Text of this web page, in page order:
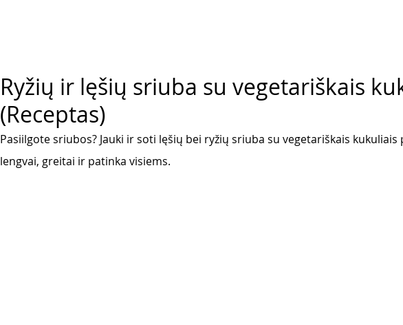
Ryžių ir lęšių sriuba su vegetariškais
(Receptas)
Pasiilgote sriubos? Jauki ir soti lęšių bei ryžių sriuba su vegetariškais kukuliais
lengvai, greitai ir patinka visiems.